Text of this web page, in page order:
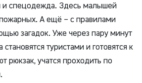
спецодежда. Здесь малышей
А ещё – с правилами
загадок. Уже через пару минут
туристами и готовятся к
рюкзак, учатся проходить по